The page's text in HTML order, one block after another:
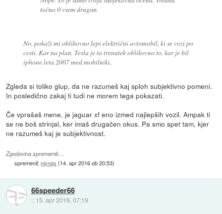
točno 0 vsem drugim.
No, pokaži mi oblikovno lepi električni avtomobil, ki se vozi po
cesti. Kar na plan. Tesla je ta trenutek oblikovno to, kar je bil
iphone leta 2007 med mobilniki.
Zgleda si toliko glup, da ne razumeš kaj sploh subjektivno pomeni.
In posledično zakaj ti tudi ne morem tega pokazati.
Če vprašaš mene, je jaguar xf eno izmed najlepših vozil. Ampak ti
se ne boš strinjal, ker imaš drugačen okus. Pa smo spet tam, kjer
ne razumeš kaj je subjektivnost.
Zgodovina sprememb…
spremenil:njyngs (14. apr 2016 ob 20:53)
66speeder66
:: 15. apr 2016, 07:19